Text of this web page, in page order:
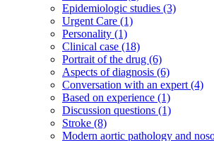
Epidemiologic studies (3)
Urgent Care (1)
Personality (1)
Clinical case (18)
Portrait of the drug (6)
Aspects of diagnosis (6)
Conversation with an expert (4)
Based on experience (1)
Discussion questions (1)
Stroke (8)
Modern aortic pathology and